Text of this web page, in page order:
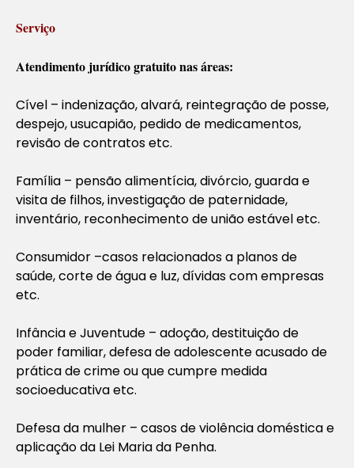
Serviço
Atendimento jurídico gratuito nas áreas:
Cível – indenização, alvará, reintegração de posse,
despejo, usucapião, pedido de medicamentos,
revisão de contratos etc.
Família – pensão alimentícia, divórcio, guarda e
visita de filhos, investigação de paternidade,
inventário, reconhecimento de união estável etc.
Consumidor –casos relacionados a planos de
saúde, corte de água e luz, dívidas com empresas
etc.
Infância e Juventude – adoção, destituição de
poder familiar, defesa de adolescente acusado de
prática de crime ou que cumpre medida
socioeducativa etc.
Defesa da mulher – casos de violência doméstica e
aplicação da Lei Maria da Penha.